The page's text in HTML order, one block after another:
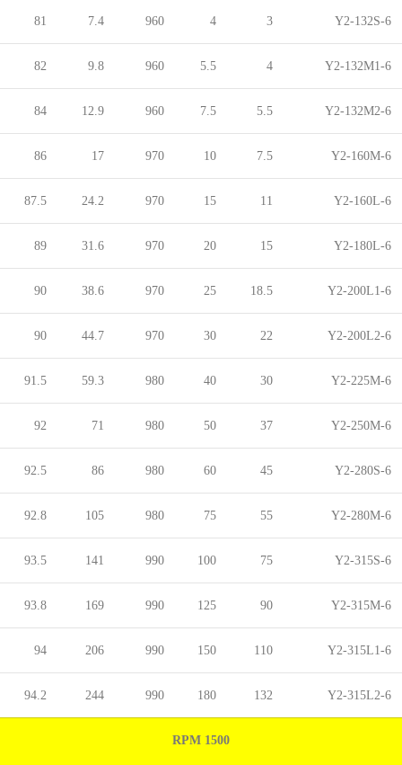
Y2-132S-6
3
4
960
7.4
81
Y2-132M1-6
4
5.5
960
9.8
82
Y2-132M2-6
5.5
7.5
960
12.9
84
Y2-160M-6
7.5
10
970
17
86
Y2-160L-6
11
15
970
24.2
87.5
Y2-180L-6
15
20
970
31.6
89
Y2-200L1-6
18.5
25
970
38.6
90
Y2-200L2-6
22
30
970
44.7
90
Y2-225M-6
30
40
980
59.3
91.5
Y2-250M-6
37
50
980
71
92
Y2-280S-6
45
60
980
86
92.5
Y2-280M-6
55
75
980
105
92.8
Y2-315S-6
75
100
990
141
93.5
Y2-315M-6
90
125
990
169
93.8
Y2-315L1-6
110
150
990
206
94
Y2-315L2-6
132
180
990
244
94.2
1500 RPM